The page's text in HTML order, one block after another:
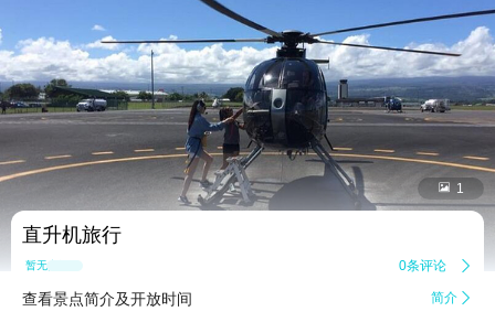
 1
直升机旅行
暂无点评 0条评论 
查看景点简介及开放时间 简介 